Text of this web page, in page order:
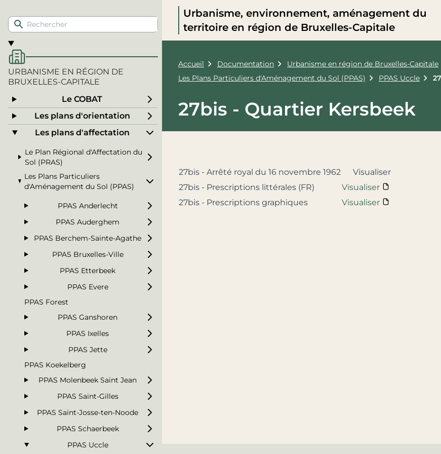
Urbanisme, environnement, aménagement du
territoire en région de Bruxelles-Capitale
URBANISME EN RÉGION DE
BRUXELLES-CAPITALE
Le COBAT
Les plans d'orientation
Les plans d'affectation
Le Plan Régional d'Affectation du
Sol (PRAS)
Les Plans Particuliers
d'Aménagement du Sol (PPAS)
PPAS Anderlecht
PPAS Auderghem
PPAS Berchem-Sainte-Agathe
PPAS Bruxelles-Ville
PPAS Etterbeek
PPAS Evere
PPAS Forest
PPAS Ganshoren
PPAS Ixelles
PPAS Jette
PPAS Koekelberg
PPAS Molenbeek Saint Jean
PPAS Saint-Gilles
PPAS Saint-Josse-ten-Noode
PPAS Schaerbeek
PPAS Uccle
Accueil Documentation Urbanisme en région de Bruxelles-Capitale
Les Plans Particuliers d'Aménagement du Sol (PPAS)
PPAS Uccle
27bis - Quartier Kersbeek
27bis - Arrêté royal du 16 novembre 1962
Visualiser
27bis - Prescriptions littérales (FR)
Visualiser
27bis - Prescriptions graphiques
Visualiser